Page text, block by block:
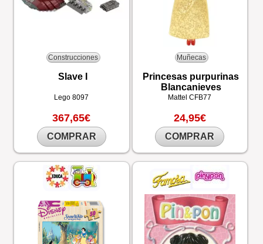
Construcciones
Slave I
Lego8097
367,65€
COMPRAR
Muñecas
Princesas purpurinas
Blancanieves
MattelCFB77
24,95€
COMPRAR